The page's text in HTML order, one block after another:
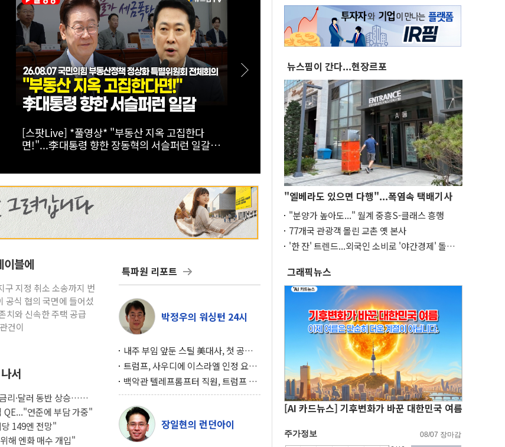
[실전! 해외주식] 광둥성 반도체 생태계 리더 '캔
세미', 창업판 상장 도전
[스팟Live] 한자리에 모인 장군들...李대통령,
이상렬 대장 등 진급 장성 4명에 삼정검 수치 직
접 수여｜26.08.07 장성 진급·삼정검 수치 수
블에
지정 취소 소송까지 번
공식 협의 국면에 들어섰
치와 신속한 주택 공급
건이
서
리·달러 동반 상승…시
QE..."연준에 부담 가중"
149엔 전망"
해 엔화 매수 개입"
특파원 리포트
박정우의 워싱턴 24시
내주 부임 앞둔 스틸 美대사, 첫 공개
행사서 "한미동맹 강화 최우선 과제"
트럼프, 사우디에 이스라엘 인정 요
구…원자력 협정 서명 하루 만에 좌초
위기
백악관 텔레프롬프터 직원, 트럼프 연
설 미리 보고 베팅 시장서 10만달러 챙
겨
장일현의 런던아이
뉴스핌이 간다...현장르포
"엘베라도 있으면 다행"...폭염속 택배기사
"분양가 높아도..." 월계 중흥S-클래스 흥행
77개국 관광객 몰린 교촌 옛 본사
'한 잔' 트렌드...외국인 소비로 '야간경제' 돌파
그래픽뉴스
[AI 카드뉴스] 기후변화가 바꾼 대한민국 여름